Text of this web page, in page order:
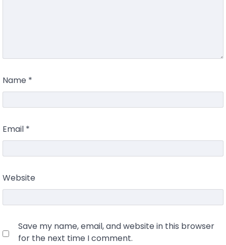
Name *
Email *
Website
Save my name, email, and website in this browser
for the next time I comment.